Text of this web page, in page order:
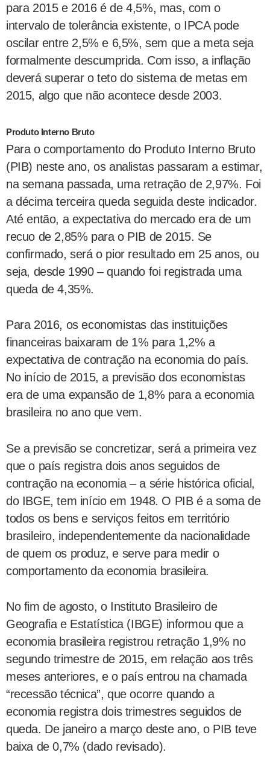
para 2015 e 2016 é de 4,5%, mas, com o
intervalo de tolerância existente, o IPCA pode
oscilar entre 2,5% e 6,5%, sem que a meta seja
formalmente descumprida. Com isso, a inflação
deverá superar o teto do sistema de metas em
2015, algo que não acontece desde 2003.
Produto Interno Bruto
Para o comportamento do Produto Interno Bruto
(PIB) neste ano, os analistas passaram a estimar,
na semana passada, uma retração de 2,97%. Foi
a décima terceira queda seguida deste indicador.
Até então, a expectativa do mercado era de um
recuo de 2,85% para o PIB de 2015. Se
confirmado, será o pior resultado em 25 anos, ou
seja, desde 1990 – quando foi registrada uma
queda de 4,35%.
Para 2016, os economistas das instituições
financeiras baixaram de 1% para 1,2% a
expectativa de contração na economia do país.
No início de 2015, a previsão dos economistas
era de uma expansão de 1,8% para a economia
brasileira no ano que vem.
Se a previsão se concretizar, será a primeira vez
que o país registra dois anos seguidos de
contração na economia – a série histórica oficial,
do IBGE, tem início em 1948. O PIB é a soma de
todos os bens e serviços feitos em território
brasileiro, independentemente da nacionalidade
de quem os produz, e serve para medir o
comportamento da economia brasileira.
No fim de agosto, o Instituto Brasileiro de
Geografia e Estatística (IBGE) informou que a
economia brasileira registrou retração 1,9% no
segundo trimestre de 2015, em relação aos três
meses anteriores, e o país entrou na chamada
“recessão técnica”, que ocorre quando a
economia registra dois trimestres seguidos de
queda. De janeiro a março deste ano, o PIB teve
baixa de 0,7% (dado revisado).